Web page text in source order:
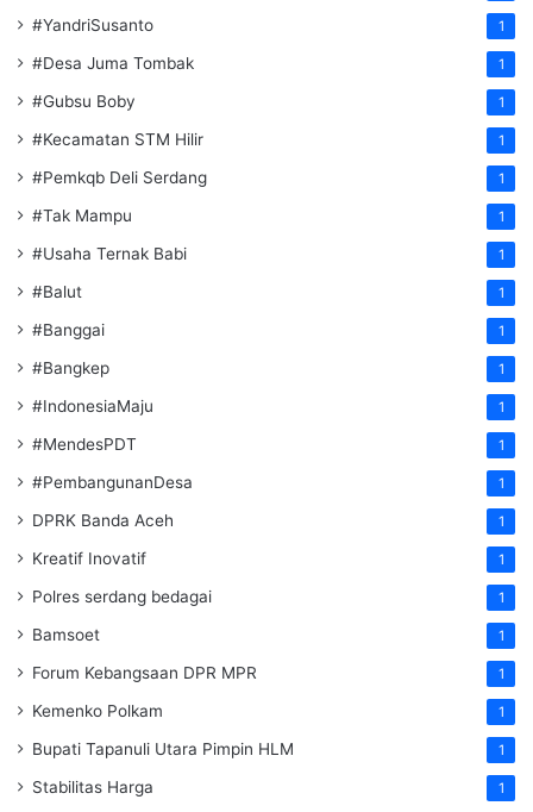
#YandriSusanto 1
#Desa Juma Tombak 1
#Gubsu Boby 1
#Kecamatan STM Hilir 1
#Pemkqb Deli Serdang 1
#Tak Mampu 1
#Usaha Ternak Babi 1
#Balut 1
#Banggai 1
#Bangkep 1
#IndonesiaMaju 1
#MendesPDT 1
#PembangunanDesa 1
DPRK Banda Aceh 1
Kreatif Inovatif 1
Polres serdang bedagai 1
Bamsoet 1
Forum Kebangsaan DPR MPR 1
Kemenko Polkam 1
‎Bupati Tapanuli Utara Pimpin HLM 1
Stabilitas Harga 1